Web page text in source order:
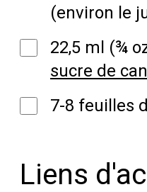
(environ le
22,5 ml (¾
sucre de
7-8 feuilles
Liens